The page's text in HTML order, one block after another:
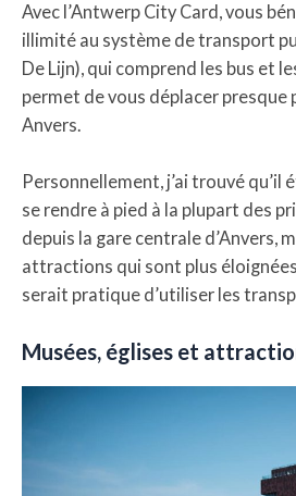
Avec l’Antwerp City Card, vous
illimité au système de transport
De Lijn), qui comprend les bus et
permet de vous déplacer
Anvers.
Personnellement, j’ai trouvé qu’il
se rendre à pied à la plupart des
depuis la gare centrale d’Anvers,
attractions qui sont plus
serait pratique d’utiliser les
Musées, églises et